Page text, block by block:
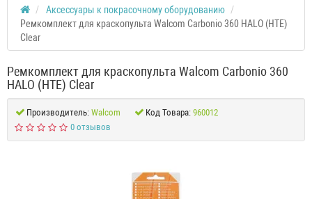
Аксессуары к покрасочному оборудованию
Ремкомплект для краскопульта Walcom Carbonio 360 HALO (HTE)
Clear
Ремкомплект для краскопульта Walcom Carbonio 360
HALO (HTE) Clear
Производитель: Walcom Код Товара: 960012
0 отзывов